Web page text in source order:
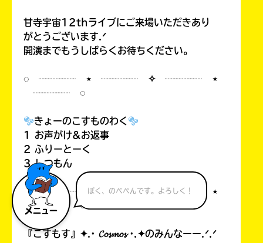
メニュー
ぼく、のべぺんです。よろしく！
甘寺宇宙12thライブにご来場いただきあり
がとうございます.ᐟ
開演までもうしばらくお待ちください。
◌ ┈┈┈┈ ⋆ ┈┈┈┈ ✧ ┈┈┈┈ ⋆
┈┈┈┈ ◌
きょーのこすものわく
1 お声がけ&お返事
2 ふりーとーく
3 しつもん
◌ ┈┈┈┈ ⋆ ┈┈┈┈ ✧ ┈┈┈┈ ⋆
┈┈┈┈ ◌
『こすもす』✦.· 𝓒𝓸𝓼𝓶𝓸𝓼 ·.✦のみんなーー.ᐟ.ᐟ